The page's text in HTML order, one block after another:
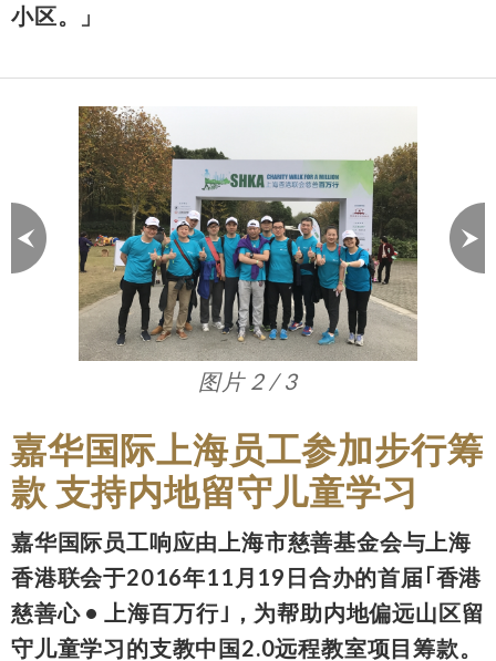
小区。」
图片 3 / 3
嘉华国际上海员工参加步行筹
款 支持内地留守儿童学习
嘉华国际员工响应由上海市慈善基金会与上海
香港联会于2016年11月19日合办的首届｢香港
慈善心 • 上海百万行｣，为帮助内地偏远山区留
守儿童学习的支教中国2.0远程教室项目筹款。